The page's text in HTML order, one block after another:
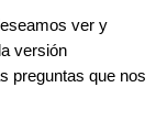
ver y
versión
preguntas que nos